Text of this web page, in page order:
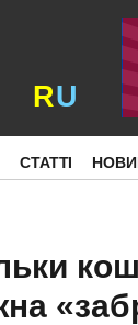
RU
СТАТТІ